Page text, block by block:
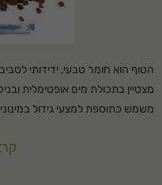
הטוף הוא חומר טבעי, ידידותי
מצטיין בתכולת מים אופטימלית
משמש כתוספת למצעי גידול
ניתן להשתמש בו גם כחומר חיפוי